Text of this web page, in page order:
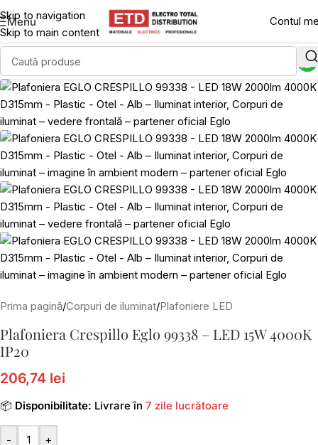
Skip to navigation
Skip to main content
Menu Contul
Prima pagină/Corpuri de iluminat/Plafoniere LED
Plafoniera Crespillo Eglo 99338 – LED 15W 4000K
IP20
206,74 lei
📦 Disponibilitate: Livrare în 7 zile lucrătoare
- +